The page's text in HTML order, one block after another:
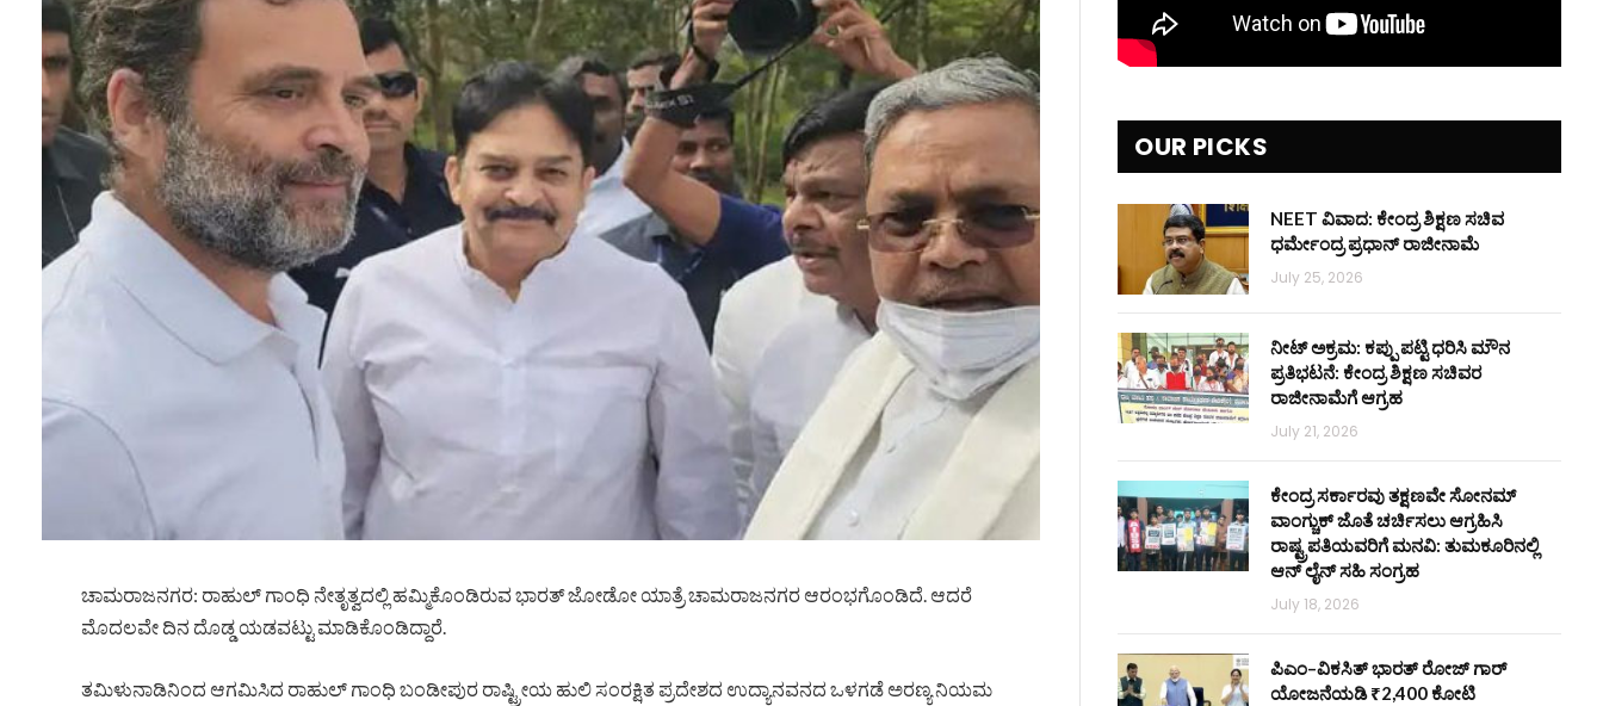
ಚಾಮರಾಜನಗರ: ರಾಹುಲ್‌ ಗಾಂಧಿ ನೇತೃತ್ವದಲ್ಲಿ ಹಮ್ಮಿಕೊಂಡಿರುವ ಭಾರತ್ ಜೋಡೋ ಯಾತ್ರೆ ಚಾಮರಾಜನಗರ ಆರಂಭಗೊಂಡಿದೆ. ಆದರೆ
ಮೊದಲವೇ ದಿನ ದೊಡ್ಡ ಯಡವಟ್ಟು ಮಾಡಿಕೊಂಡಿದ್ದಾರೆ.
ತಮಿಳುನಾಡಿನಿಂದ ಆಗಮಿಸಿದ ರಾಹುಲ್ ಗಾಂಧಿ ಬಂಡೀಪುರ ರಾಷ್ಟ್ರೀಯ ಹುಲಿ ಸಂರಕ್ಷಿತ ಪ್ರದೇಶದ ಉದ್ಯಾನವನದ ಒಳಗಡೆ ಅರಣ್ಯ ನಿಯಮ
OUR PICKS
NEET ವಿವಾದ: ಕೇಂದ್ರ ಶಿಕ್ಷಣ ಸಚಿವ
ಧರ್ಮೇಂದ್ರ ಪ್ರಧಾನ್ ರಾಜೀನಾಮೆ
July 25, 2026
ನೀಟ್ ಅಕ್ರಮ: ಕಪ್ಪು ಪಟ್ಟಿ ಧರಿಸಿ ಮೌನ
ಪ್ರತಿಭಟನೆ: ಕೇಂದ್ರ ಶಿಕ್ಷಣ ಸಚಿವರ
ರಾಜೀನಾಮೆಗೆ ಆಗ್ರಹ
July 21, 2026
ಕೇಂದ್ರ ಸರ್ಕಾರವು ತಕ್ಷಣವೇ ಸೋನಮ್
ವಾಂಗ್ಚುಕ್ ಜೊತೆ ಚರ್ಚಿಸಲು ಆಗ್ರಹಿಸಿ
ರಾಷ್ಟ್ರಪತಿಯವರಿಗೆ ಮನವಿ: ತುಮಕೂರಿನಲ್ಲಿ
ಆನ್‌ ಲೈನ್ ಸಹಿ ಸಂಗ್ರಹ
July 18, 2026
ಪಿಎಂ–ವಿಕಸಿತ್ ಭಾರತ್ ರೋಜ್‌ ಗಾರ್
ಯೋಜನೆಯಡಿ ₹2,400 ಕೋಟಿ